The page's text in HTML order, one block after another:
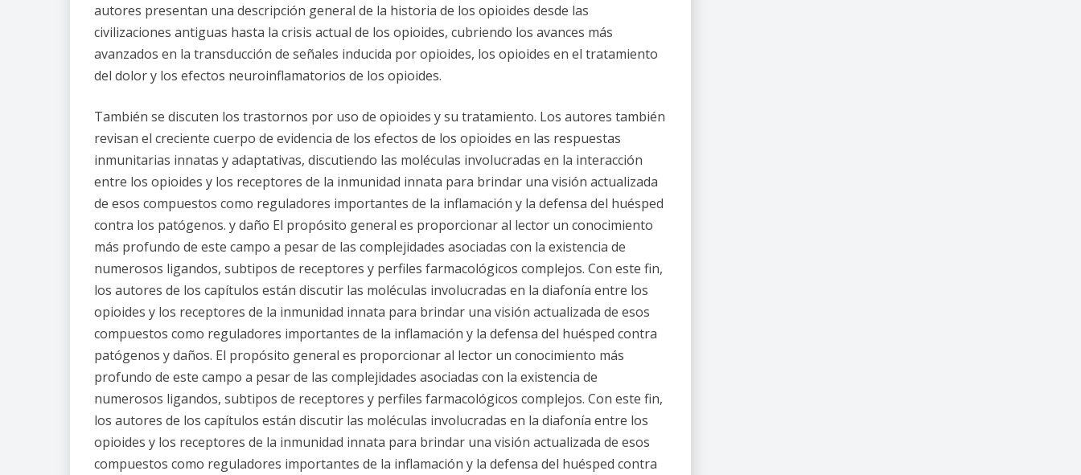
autores presentan una descripción general de la historia de los opioides desde las
civilizaciones antiguas hasta la crisis actual de los opioides, cubriendo los avances más
avanzados en la transducción de señales inducida por opioides, los opioides en el tratamiento
del dolor y los efectos neuroinflamatorios de los opioides.
También se discuten los trastornos por uso de opioides y su tratamiento. Los autores también
revisan el creciente cuerpo de evidencia de los efectos de los opioides en las respuestas
inmunitarias innatas y adaptativas, discutiendo las moléculas involucradas en la interacción
entre los opioides y los receptores de la inmunidad innata para brindar una visión actualizada
de esos compuestos como reguladores importantes de la inflamación y la defensa del huésped
contra los patógenos. y daño El propósito general es proporcionar al lector un conocimiento
más profundo de este campo a pesar de las complejidades asociadas con la existencia de
numerosos ligandos, subtipos de receptores y perfiles farmacológicos complejos. Con este fin,
los autores de los capítulos están discutir las moléculas involucradas en la diafonía entre los
opioides y los receptores de la inmunidad innata para brindar una visión actualizada de esos
compuestos como reguladores importantes de la inflamación y la defensa del huésped contra
patógenos y daños. El propósito general es proporcionar al lector un conocimiento más
profundo de este campo a pesar de las complejidades asociadas con la existencia de
numerosos ligandos, subtipos de receptores y perfiles farmacológicos complejos. Con este fin,
los autores de los capítulos están discutir las moléculas involucradas en la diafonía entre los
opioides y los receptores de la inmunidad innata para brindar una visión actualizada de esos
compuestos como reguladores importantes de la inflamación y la defensa del huésped contra